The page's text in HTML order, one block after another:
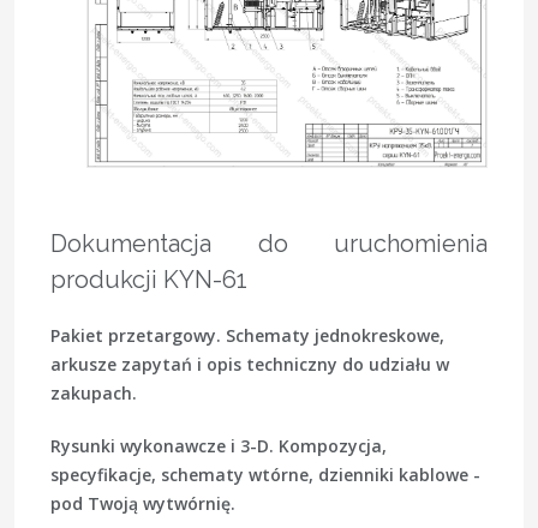
Dokumentacja do uruchomienia
produkcji KYN-61
Pakiet przetargowy. Schematy jednokreskowe,
arkusze zapytań i opis techniczny do udziału w
zakupach.
Rysunki wykonawcze i 3-D. Kompozycja,
specyfikacje, schematy wtórne, dzienniki kablowe -
pod Twoją wytwórnię.